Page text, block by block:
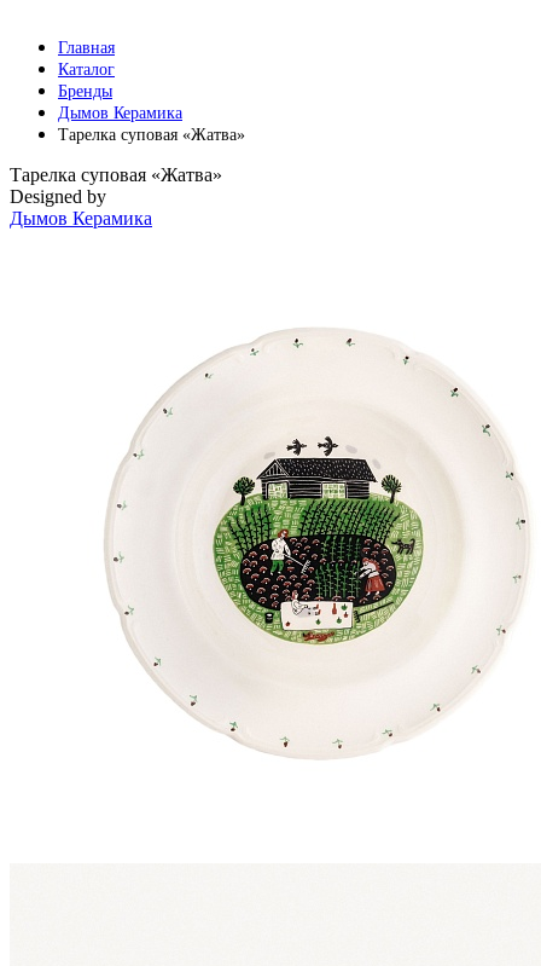
Главная
Каталог
Бренды
Дымов Керамика
Тарелка суповая «Жатва»
Тарелка суповая «Жатва»
Designed by
Дымов Керамика